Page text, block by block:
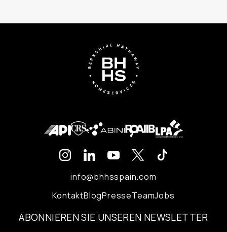
info@bhhsspain.com
KontaktBlogPresseTeamJobs
ABONNIEREN SIE UNSEREN NEWSLETTER